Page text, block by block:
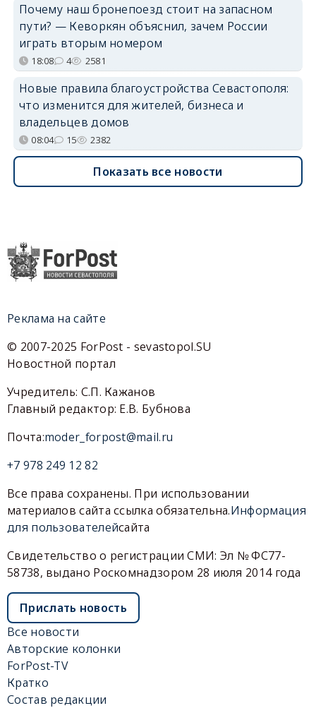
Почему наш бронепоезд стоит на запасном
пути? — Кеворкян объяснил, зачем России
играть вторым номером
18:08 4 2581
Новые правила благоустройства Севастополя:
что изменится для жителей, бизнеса и
владельцев домов
08:04 15 2382
Показать все новости
Реклама на сайте
© 2007-2025 ForPost - sevastopol.SU
Новостной портал
Учредитель: С.П. Кажанов
Главный редактор: Е.В. Бубнова
Почта:moder_forpost@mail.ru
+7 978 249 12 82
Все права сохранены. При использовании
материалов сайта ссылка обязательна.Информация
для пользователейсайта
Свидетельство о регистрации СМИ: Эл № ФС77-
58738, выдано Роскомнадзором 28 июля 2014 года
Прислать новость
Все новости
Авторские колонки
ForPost-TV
Кратко
Состав редакции